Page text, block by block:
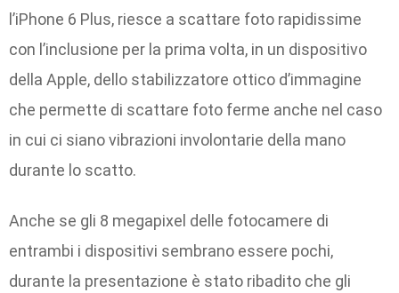
l’iPhone 6 Plus, riesce a scattare foto rapidissime
con l’inclusione per la prima volta, in un dispositivo
della Apple, dello stabilizzatore ottico d’immagine
che permette di scattare foto ferme anche nel caso
in cui ci siano vibrazioni involontarie della mano
durante lo scatto.
Anche se gli 8 megapixel delle fotocamere di
entrambi i dispositivi sembrano essere pochi,
durante la presentazione è stato ribadito che gli